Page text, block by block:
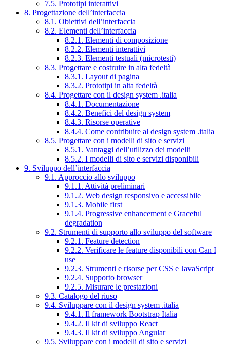
7.5. Prototipi interattivi
8. Progettazione dell’interfaccia
8.1. Obiettivi dell’interfaccia
8.2. Elementi dell’interfaccia
8.2.1. Elementi di composizione
8.2.2. Elementi interattivi
8.2.3. Elementi testuali (microtesti)
8.3. Progettare e costruire in alta fedeltà
8.3.1. Layout di pagina
8.3.2. Prototipi in alta fedeltà
8.4. Progettare con il design system .italia
8.4.1. Documentazione
8.4.2. Benefici del design system
8.4.3. Risorse operative
8.4.4. Come contribuire al design system .italia
8.5. Progettare con i modelli di sito e servizi
8.5.1. Vantaggi dell’utilizzo dei modelli
8.5.2. I modelli di sito e servizi disponibili
9. Sviluppo dell’interfaccia
9.1. Approccio allo sviluppo
9.1.1. Attività preliminari
9.1.2. Web design responsivo e accessibile
9.1.3. Mobile first
9.1.4. Progressive enhancement e Graceful
degradation
9.2. Strumenti di supporto allo sviluppo del software
9.2.1. Feature detection
9.2.2. Verificare le feature disponibili con Can I
use
9.2.3. Strumenti e risorse per CSS e JavaScript
9.2.4. Supporto browser
9.2.5. Misurare le prestazioni
9.3. Catalogo del riuso
9.4. Sviluppare con il design system .italia
9.4.1. Il framework Bootstrap Italia
9.4.2. Il kit di sviluppo React
9.4.3. Il kit di sviluppo Angular
9.5. Sviluppare con i modelli di sito e servizi